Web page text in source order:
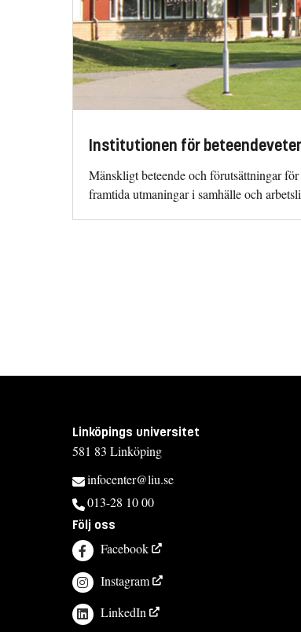
Institutionen för
Mänskligt beteende och förutsättningar
framtida utmaningar i samhälle och
Linköpings universitet
581 83 Linköping
infocenter@liu.se
013-28 10 00
Följ oss
Facebook
Instagram
LinkedIn